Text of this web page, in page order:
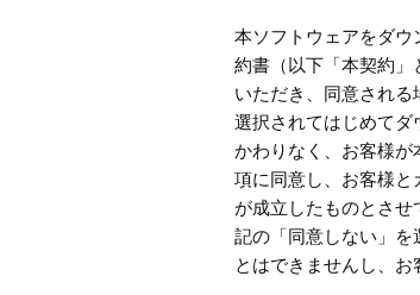
本ソフトウェアをダ
約書（以下「本契約
いただき、同意され
選択されてはじめて
かわりなく、お客様
項に同意し、お客様
が成立したものとさ
記の「同意しない」
とはできませんし、お